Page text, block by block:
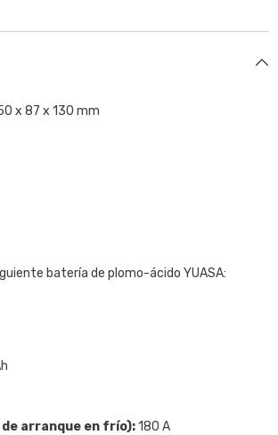
x 87 x 130 mm
batería de plomo-ácido YUASA:
de arranque en frío):180 A